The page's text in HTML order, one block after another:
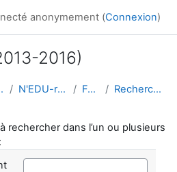
anonymement (Connexion)
2016)
N'EDU-ressources Forums Recherche avancée
rechercher dans l’un ou plusieurs